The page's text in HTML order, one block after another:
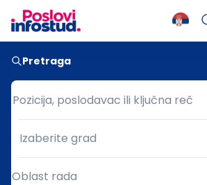
Pretraga
Pozicija, poslodavac ili ključna reč
Pozicija, poslodavac ili ključna reč
Grad
Izaberite grad
Oblast rada